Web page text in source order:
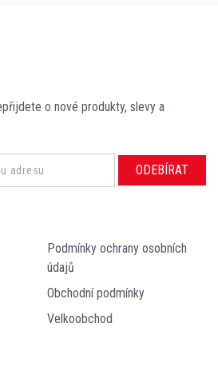
o nové produkty, slevy a
ODEBÍRAT
Podmínky ochrany osobních
údajů
Obchodní podmínky
Velkoobchod